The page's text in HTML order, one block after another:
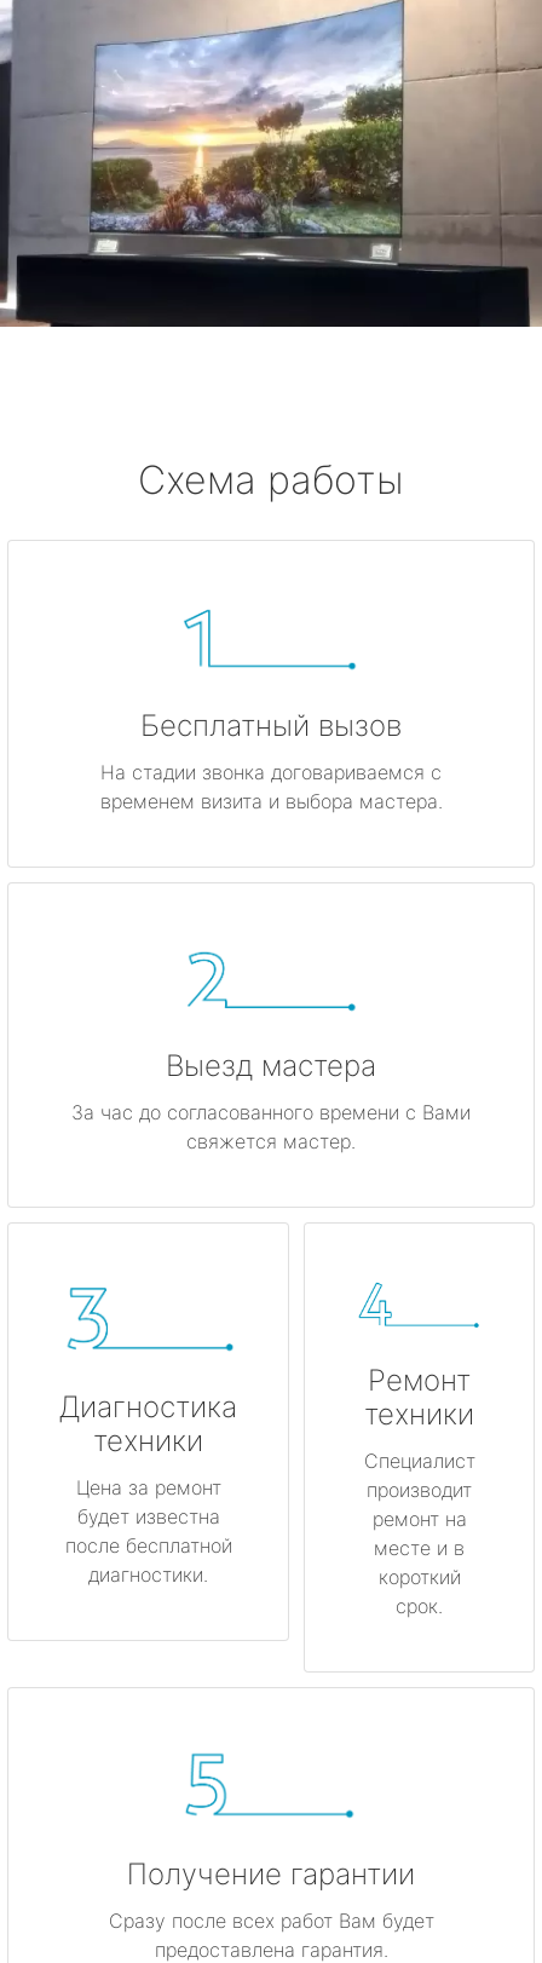
Схема работы
Бесплатный вызов
На стадии звонка договариваемся с
временем визита и выбора мастера.
Выезд мастера
За час до согласованного времени с Вами
свяжется мастер.
Диагностика
техники
Цена за ремонт
будет известна
после бесплатной
диагностики.
Ремонт
техники
Специалист
производит
ремонт на
месте и в
короткий
срок.
Получение гарантии
Сразу после всех работ Вам будет
предоставлена гарантия.